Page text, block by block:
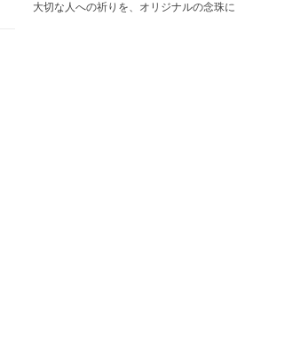
大切な人への祈りを、オリジナルの念珠に